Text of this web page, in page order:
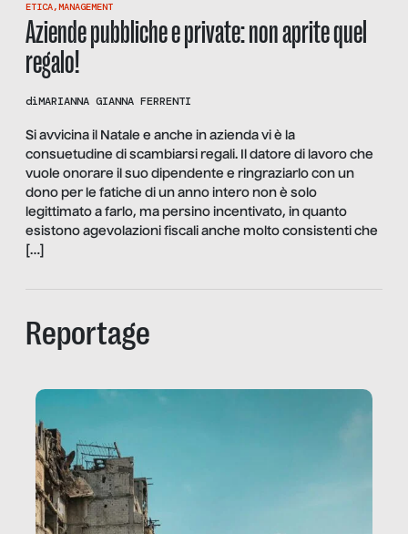
ETICA,MANAGEMENT
Aziende pubbliche e private: non aprite quel
regalo!
diMARIANNA GIANNA FERRENTI
Si avvicina il Natale e anche in azienda vi è la
consuetudine di scambiarsi regali. Il datore di lavoro che
vuole onorare il suo dipendente e ringraziarlo con un
dono per le fatiche di un anno intero non è solo
legittimato a farlo, ma persino incentivato, in quanto
esistono agevolazioni fiscali anche molto consistenti che
[…]
Reportage